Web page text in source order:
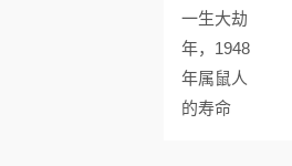
一生大劫
年，1948
年属鼠人
的寿命